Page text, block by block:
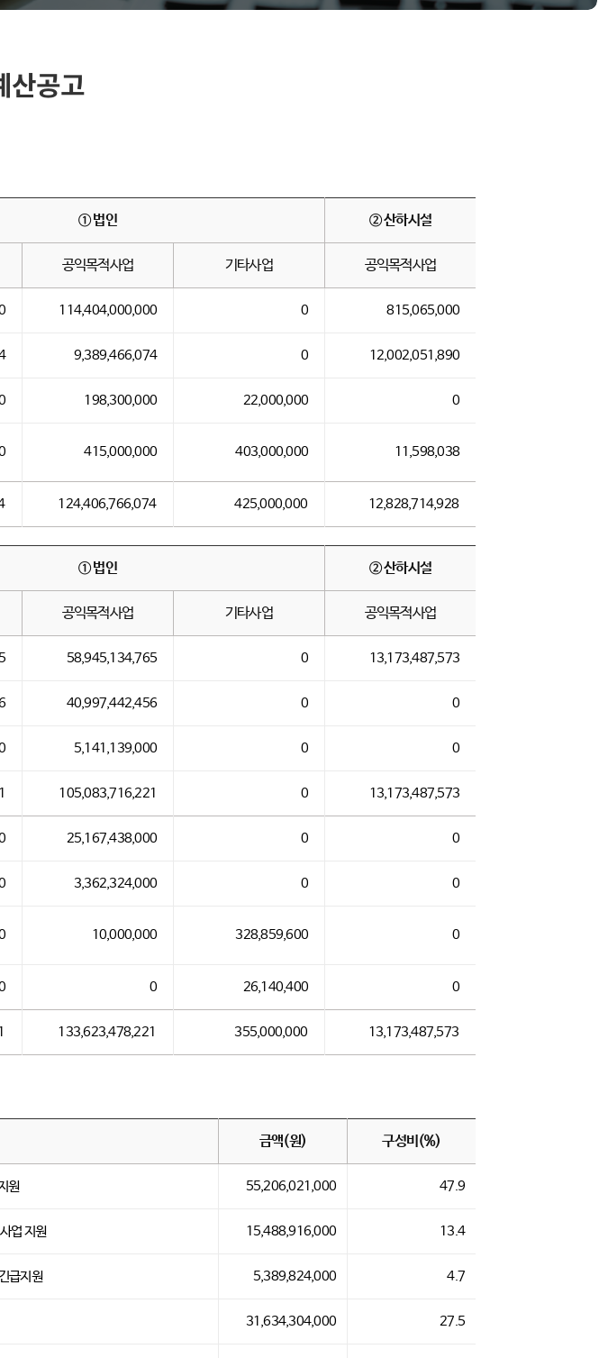
산공고
① 법인 ② 산하시설
공익목적사업 기타사업 공익목적사업
124,406,766,074 425,000,000 12,828,714,928
114,404,000,000 0 815,065,000
9,389,466,074 0 12,002,051,890
198,300,000 22,000,000 0
415,000,000 403,000,000 11,598,038
① 법인 ② 산하시설
공익목적사업 기타사업 공익목적사업
133,623,478,221 355,000,000 13,173,487,573
58,945,134,765 0 13,173,487,573
40,997,442,456 0 0
5,141,139,000 0 0
105,083,716,221 0 13,173,487,573
25,167,438,000 0 0
3,362,324,000 0 0
10,000,000 328,859,600 0
0 26,140,400 0
금액(원) 구성비(%)
원 55,206,021,000 47.9
업 지원 15,488,916,000 13.4
급지원 5,389,824,000 4.7
31,634,304,000 27.5